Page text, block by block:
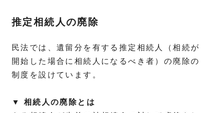
推定相続人の廃除
民法では、遺留分を有する推定相続人（相続が
開始した場合に相続人になるべき者）の廃除の
制度を設けています。
▼ 相続人の廃除とは